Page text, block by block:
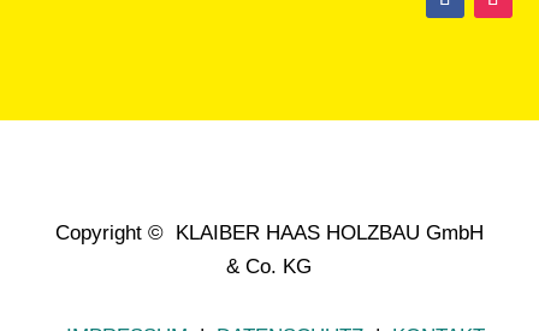
Copyright © KLAIBER HAAS HOLZBAU GmbH
& Co. KG